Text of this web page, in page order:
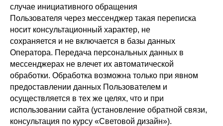
случае инициативного обращения
Пользователя через мессенджер такая переписка
носит консультационный характер, не
сохраняется и не включается в базы данных
Оператора. Передача персональных данных в
мессенджерах не влечет их автоматической
обработки. Обработка возможна только при явном
предоставлении данных Пользователем и
осуществляется в тех же целях, что и при
использовании сайта (установление обратной связи,
консультация по курсу «Световой дизайн»).